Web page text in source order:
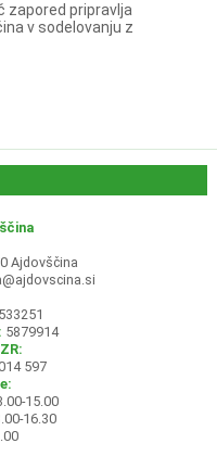
zapored pripravlja
v sodelovanju z
Ajdovščina
5879914
597
15.00
16.30